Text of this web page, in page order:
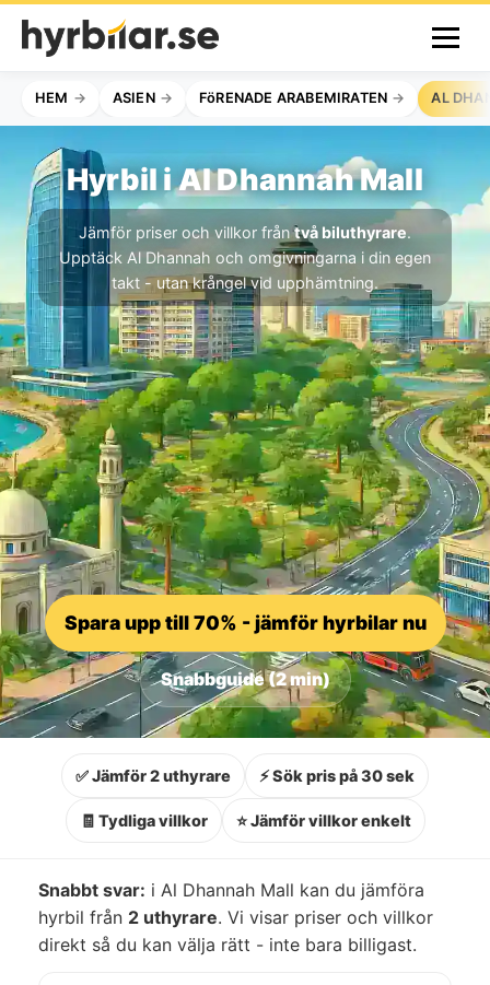
HEM ASIEN FöRENADE ARABEMIRATEN AL
Hyrbil i Al Dhannah Mall
Jämför priser och villkor fråntvå biluthyrare.
Upptäck Al Dhannah och omgivningarna i din egen
takt - utan krångel vid upphämtning.
Spara upp till 70% - jämför hyrbilar nu
Snabbguide (2 min)
✅ Jämför 2 uthyrare ⚡ Sök pris på 30 sek
🧾 Tydliga villkor ⭐ Jämför villkor enkelt
Snabbt svar: i Al Dhannah Mall kan du jämföra
hyrbil från 2 uthyrare. Vi visar priser och villkor
direkt så du kan välja rätt - inte bara billigast.